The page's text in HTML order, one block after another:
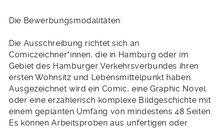
Die Bewerbungsmodalitäten:
Die Ausschreibung richtet sich an
Comiczeichner*innen, die in Hamburg oder im
Gebiet des Hamburger Verkehrsverbundes ihren
ersten Wohnsitz und Lebensmittelpunkt haben.
Ausgezeichnet wird ein Comic, eine Graphic Novel
oder eine erzählerisch komplexe Bildgeschichte mit
einem geplanten Umfang von mindestens 48 Seiten.
Es können Arbeitsproben aus unfertigen oder